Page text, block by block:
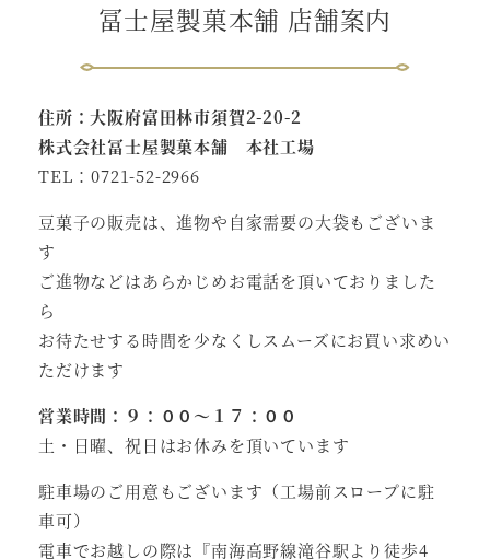
冨士屋製菓本舗 店舗案内
住所：大阪府富田林市須賀2-20-2
株式会社冨士屋製菓本舗 本社工場
TEL：0721-52-2966
豆菓子の販売は、進物や自家需要の大袋もございま
す
ご進物などはあらかじめお電話を頂いておりました
ら
お待たせする時間を少なくしスムーズにお買い求めい
ただけます
営業時間：９：００～１７：００
土・日曜、祝日はお休みを頂いています
駐車場のご用意もございます（工場前スロープに駐
車可）
電車でお越しの際は『南海高野線滝谷駅より徒歩4